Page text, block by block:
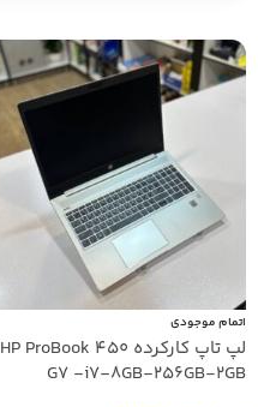
اتمام موجودی
لپ تاپ کارکرده HP ProBook 450
G7 -i7-8GB-256GB-2GB